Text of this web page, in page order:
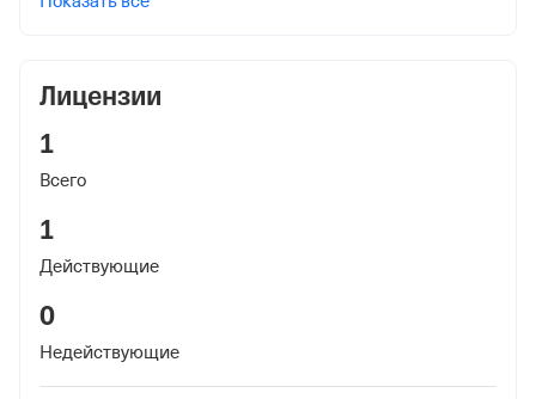
Лицензии
1
Всего
1
Действующие
0
Недействующие